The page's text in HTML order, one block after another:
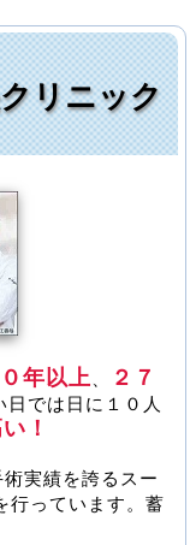
リニック
年以上
２７
では日に１０人
！
実績を誇るスー
行っています。蓄